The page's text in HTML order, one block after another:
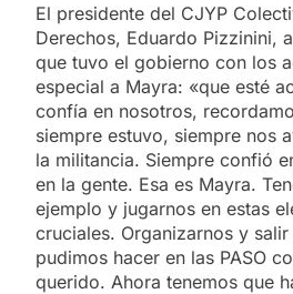
El presidente del CJYP
Derechos, Eduardo Pizzinini,
que tuvo el gobierno con los
especial a Mayra: «que esté
confía en nosotros,
siempre estuvo, siempre nos
la militancia. Siempre confió
en la gente. Esa es Mayra.
ejemplo y jugarnos en estas
cruciales. Organizarnos y
pudimos hacer en las PASO
querido. Ahora tenemos que